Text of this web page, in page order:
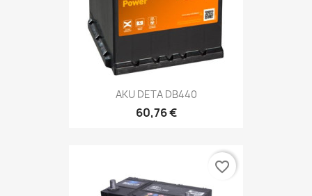
AKU DETA DB440
60,76 €
favorite_border